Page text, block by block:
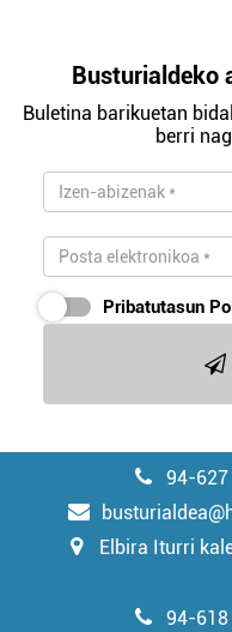
Busturialdeko
Buletina barikuetan
berri
Pribatutasun
94-627
Elbira Iturri
94-618